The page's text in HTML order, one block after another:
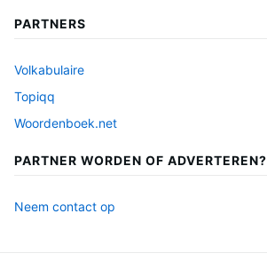
PARTNERS
Volkabulaire
Topiqq
Woordenboek.net
PARTNER WORDEN OF ADVERTEREN?
Neem contact op